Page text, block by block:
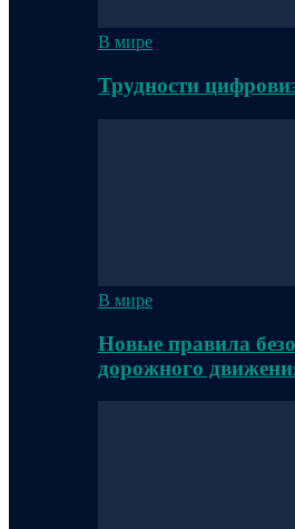
В мире
Трудности
В мире
Новые правила
дорожного